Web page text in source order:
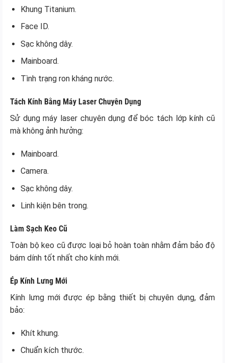
Khung Titanium.
Face ID.
Sạc không dây.
Mainboard.
Tình trạng ron kháng nước.
Tách Kính Bằng Máy Laser Chuyên Dụng
Sử dụng máy laser chuyên dụng để bóc tách lớp kính cũ
mà không ảnh hưởng:
Mainboard.
Camera.
Sạc không dây.
Linh kiện bên trong.
Làm Sạch Keo Cũ
Toàn bộ keo cũ được loại bỏ hoàn toàn nhằm đảm bảo độ
bám dính tốt nhất cho kính mới.
Ép Kính Lưng Mới
Kính lưng mới được ép bằng thiết bị chuyên dụng, đảm
bảo:
Khít khung.
Chuẩn kích thước.